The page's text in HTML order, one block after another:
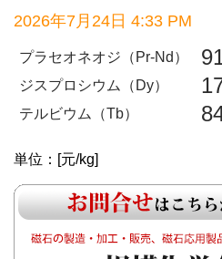
2026年7月24日 4:33 PM
プラセオネオジ（Pr-Nd）
ジスプロシウム（Dy）
テルビウム（Tb）
単位：[元/kg]